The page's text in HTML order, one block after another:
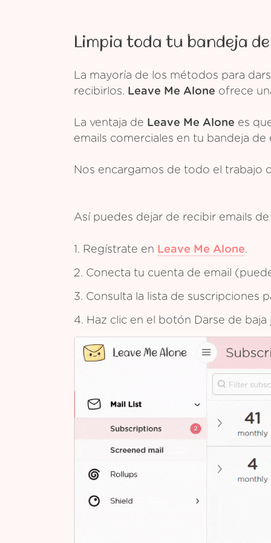
Limpia toda tu bandeja
La mayoría de los métodos para
recibirlos. Leave Me Alone ofrece
La ventaja de Leave Me Alone es
emails comerciales en tu bandeja
Nos encargamos de todo el trabajo
Así puedes dejar de recibir emails
1. Regístrate en Leave Me Alone.
2. Conecta tu cuenta de email
3. Consulta la lista de suscripciones
4. Haz clic en el botón Darse de